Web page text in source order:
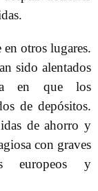
otros lugares.
sido alentados
en que los
de depósitos.
de ahorro y
con graves
europeos y